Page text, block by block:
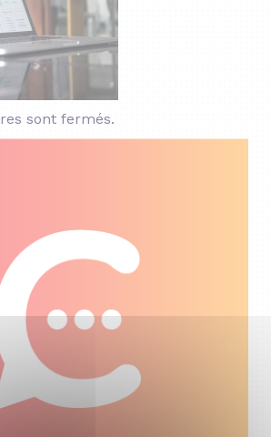
sont fermés.